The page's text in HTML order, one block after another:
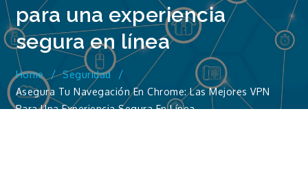
para una experiencia
segura en línea
Home
Seguridad
Asegura Tu Navegación En Chrome: Las Mejores VPN
Para Una Experiencia Segura En Línea